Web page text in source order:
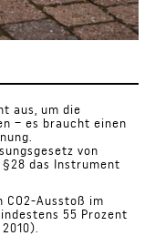
aus, um die
– es braucht einen
von
das Instrument
CO2-Ausstoß im
55 Prozent